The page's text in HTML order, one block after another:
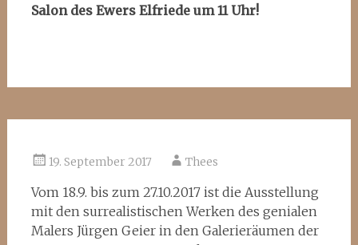
Salon des Ewers Elfriede um 11 Uhr!
19. September 2017 Thees
Vom 18.9. bis zum 27.10.2017 ist die Ausstellung
mit den surrealistischen Werken des genialen
Malers Jürgen Geier in den Galerieräumen der